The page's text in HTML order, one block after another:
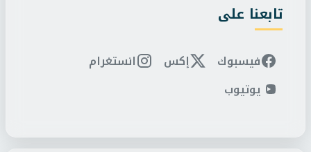
تابعنا على
فيسبوك إكس
انستغرام
يوتيوب